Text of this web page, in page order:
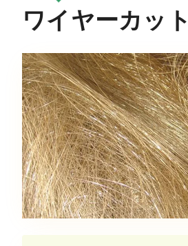
ワイヤーカット